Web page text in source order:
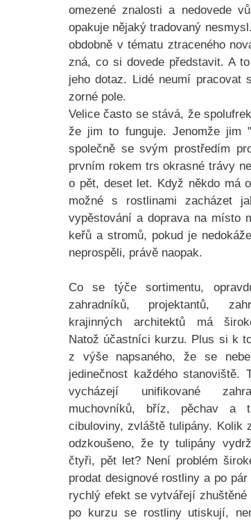
omezené znalosti a nedovede
opakuje nějaký tradovaný
obdobně v tématu ztraceného
zná, co si dovede představit. A
jeho dotaz. Lidé neumí pracovat
zorné pole.
Velice často se stává, že
že jim to funguje. Jenomže jim
společně se svým prostředím
prvním rokem trs okrasné trávy
o pět, deset let. Když někdo má
možné s rostlinami zacházet
vypěstování a doprava na místo
keřů a stromů, pokud je
neprospěli, právě naopak.
Co se týče sortimentu,
zahradníků, projektantů,
krajinných architektů má
Natož účastníci kurzu. Plus si k
z výše napsaného, že se
jedinečnost každého stanoviště.
vycházejí unifikované
muchovníků, bříz, pěchav a
cibuloviny, zvláště tulipány. Kolik
odzkoušeno, že ty tulipány
čtyři, pět let? Není problém
prodat designové rostliny a po
rychlý efekt se vytvářejí
po kurzu se rostliny utiskují,